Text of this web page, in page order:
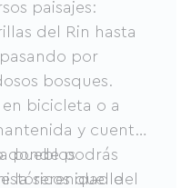
paisajes:
del Rin hasta
por
bosques.
bicicleta o a
y cuenta
donde podrás
la serenidad del
pueblos
que le